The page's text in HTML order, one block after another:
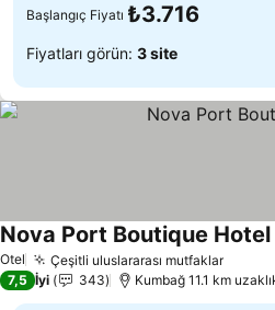
Başlangıç Fiyatı ₺3.716
Fiyatları görün: 3 site
Otel Çeşitli uluslararası mutfaklar
Nova Port Boutique Hotel
7,5 İyi 343 Kumbağ 11.1 km